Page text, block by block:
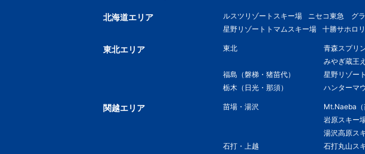
北海道エリア ルスツリゾートスキー場 ニセコ東急 グ
星野リゾートトマムスキー場
十勝サホロ
東北エリア 東北 青森スプリ
みやぎ蔵王
福島（磐梯・猪苗代）
星野リゾー
栃木（日光・那須）
ハンターマ
関越エリア 苗場・湯沢 Mt.Naeba（
岩原スキー
湯沢高原ス
石打・上越
石打丸山ス